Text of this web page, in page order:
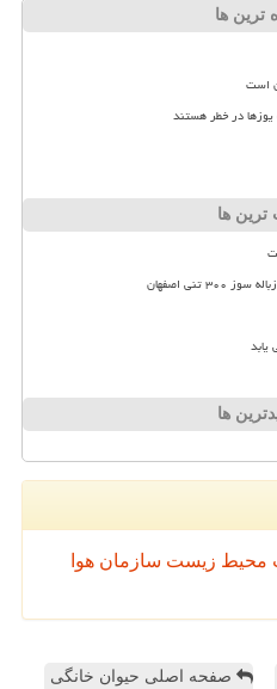
ترین ها
است
یوزها در خطر هستند
ترین ها
تنی اصفهان
ها
محیط زیست سازمان هوا
صفحه اصلی حیوان خانگی